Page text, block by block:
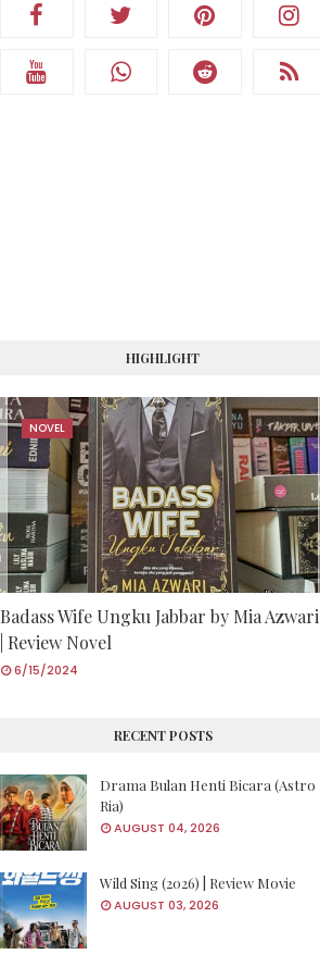
HIGHLIGHT
NOVEL
Badass Wife Ungku Jabbar by Mia Azwari
| Review Novel
6/15/2024
RECENT POSTS
Drama Bulan Henti Bicara (Astro
Ria)
AUGUST 04, 2026
Wild Sing (2026) | Review Movie
AUGUST 03, 2026